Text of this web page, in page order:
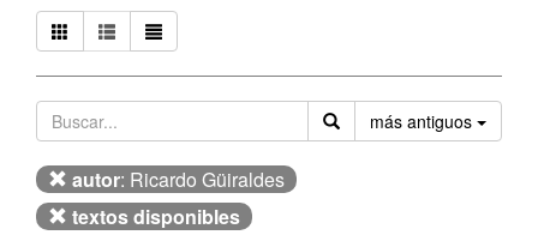
más antiguos
autor: Ricardo Güiraldes
textos disponibles